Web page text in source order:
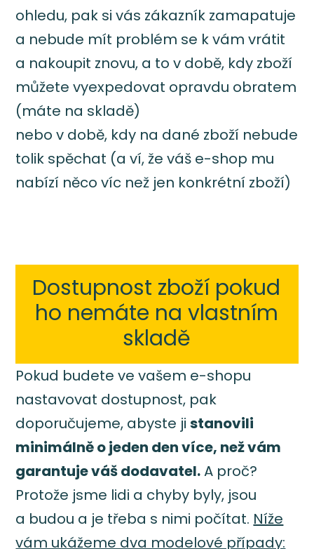
ohledu, pak si vás zákazník zamapatuje
a nebude mít problém se k vám vrátit
a nakoupit znovu, a to v době, kdy zboží
můžete vyexpedovat opravdu obratem
(máte na skladě)
nebo v době, kdy na dané zboží nebude
tolik spěchat (a ví, že váš e-shop mu
nabízí něco víc než jen konkrétní zboží)
Dostupnost zboží pokud
ho nemáte na vlastním
skladě
Pokud budete ve vašem e-shopu
nastavovat dostupnost, pak
doporučujeme, abyste jistanovili
minimálně o jeden den více, než vám
garantuje váš dodavatel.A proč?
Protože jsme lidi a chyby byly, jsou
a budou a je třeba s nimi počítat. Níže
vám ukážeme dva modelové případy: